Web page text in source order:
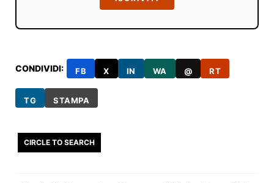
CONDIVIDI: FB X IN WA @ RT
TG STAMPA
CIRCLE TO SEARCH